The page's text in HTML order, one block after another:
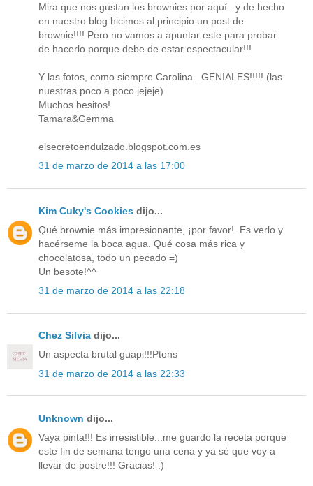
Mira que nos gustan los brownies por aquí...y de hecho
en nuestro blog hicimos al principio un post de
brownie!!!! Pero no vamos a apuntar este para probar
de hacerlo porque debe de estar espectacular!!!
Y las fotos, como siempre Carolina...GENIALES!!!!! (las
nuestras poco a poco jejeje)
Muchos besitos!
Tamara&Gemma
elsecretoendulzado.blogspot.com.es
31 de marzo de 2014 a las 17:00
Kim Cuky's Cookies dijo...
Qué brownie más impresionante, ¡por favor!. Es verlo y
hacérseme la boca agua. Qué cosa más rica y
chocolatosa, todo un pecado =)
Un besote!^^
31 de marzo de 2014 a las 22:18
Chez Silvia dijo...
Un aspecta brutal guapi!!!Ptons
31 de marzo de 2014 a las 22:33
Unknown dijo...
Vaya pinta!!! Es irresistible...me guardo la receta porque
este fin de semana tengo una cena y ya sé que voy a
llevar de postre!!! Gracias! :)